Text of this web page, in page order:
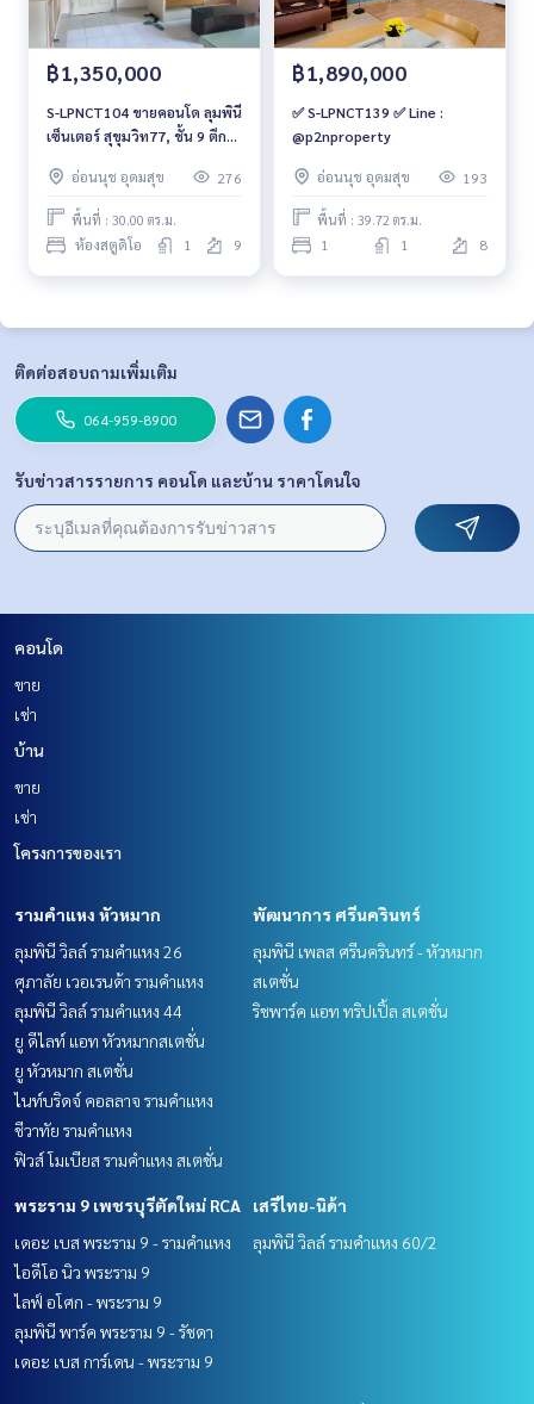
฿1,350,000
S-LPNCT104 ขายคอนโด ลุมพินี
เซ็นเตอร์ สุขุมวิท77, ชั้น 9 ตึกE
064-959-8900
อ่อนนุช อุดมสุข 276
พื้นที่ : 30.00 ตร.ม.
ห้องสตูดิโอ 1 9
฿1,890,000
✅ S-LPNCT139 ✅ Line :
@p2nproperty
อ่อนนุช อุดมสุข 193
พื้นที่ : 39.72 ตร.ม.
1 1 8
ติดต่อสอบถามเพิ่มเติม
064-959-8900
รับข่าวสารรายการ คอนโด และบ้าน ราคาโดนใจ
คอนโด
ขาย
เช่า
บ้าน
ขาย
เช่า
โครงการของเรา
รามคำแหง หัวหมาก
ลุมพินี วิลล์ รามคำแหง 26
ศุภาลัย เวอเรนด้า รามคำแหง
ลุมพินี วิลล์ รามคำแหง 44
ยู ดีไลท์ แอท หัวหมากสเตชั่น
ยู หัวหมาก สเตชั่น
ไนท์บริดจ์ คอลลาจ รามคำแหง
ชีวาทัย รามคำแหง
ฟิวส์ โมเบียส รามคำแหง สเตชั่น
พัฒนาการ ศรีนครินทร์
ลุมพินี เพลส ศรีนครินทร์ - หัวหมาก
สเตชั่น
ริชพาร์ค แอท ทริปเปิ้ล สเตชั่น
พระราม 9 เพชรบุรีตัดใหม่ RCA
เดอะ เบส พระราม 9 - รามคำแหง
ไอดีโอ นิว พระราม 9
ไลฟ์ อโศก - พระราม 9
ลุมพินี พาร์ค พระราม 9 - รัชดา
เดอะ เบส การ์เดน - พระราม 9
เสรีไทย-นิด้า
ลุมพินี วิลล์ รามคำแหง 60/2